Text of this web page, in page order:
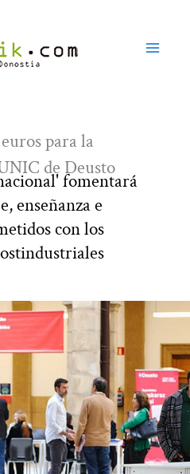
para la
de Deusto
fomentará
enseñanza e
con los